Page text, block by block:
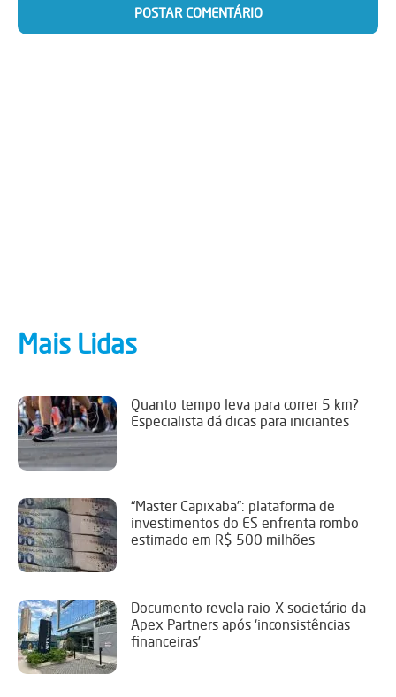
Mais Lidas
Quanto tempo leva para correr 5 km?
Especialista dá dicas para iniciantes
“Master Capixaba”: plataforma de
investimentos do ES enfrenta rombo
estimado em R$ 500 milhões
Documento revela raio-X societário da
Apex Partners após ‘inconsistências
financeiras’